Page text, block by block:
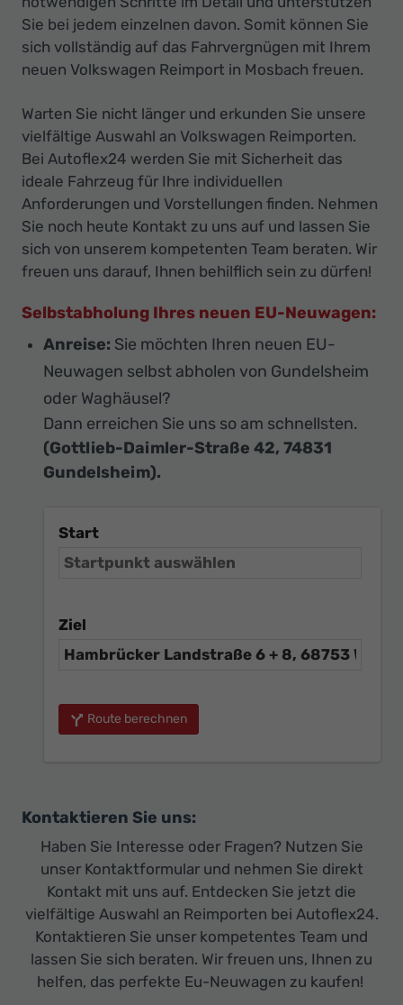
Sie bei jedem einzelnen davon. Somit können Sie
sich vollständig auf das Fahrvergnügen mit Ihrem
neuen Volkswagen Reimport in Mosbach freuen.
Warten Sie nicht länger und erkunden Sie unsere
vielfältige Auswahl an Volkswagen Reimporten.
Bei Autoflex24 werden Sie mit Sicherheit das
ideale Fahrzeug für Ihre individuellen
Anforderungen und Vorstellungen finden. Nehmen
Sie noch heute Kontakt zu uns auf und lassen Sie
sich von unserem kompetenten Team beraten. Wir
freuen uns darauf, Ihnen behilflich sein zu dürfen!
Selbstabholung Ihres neuen EU-Neuwagen:
Anreise: Sie möchten Ihren neuen EU-
Neuwagen selbst abholen von Gundelsheim
oder Waghäusel?
Dann erreichen Sie uns so am schnellsten.
(Gottlieb-Daimler-Straße 42, 74831
Gundelsheim).
Start
Ziel
Route berechnen
Kontaktieren Sie uns:
Haben Sie Interesse oder Fragen? Nutzen Sie
unser Kontaktformular und nehmen Sie direkt
Kontakt mit uns auf. Entdecken Sie jetzt die
vielfältige Auswahl an Reimporten bei Autoflex24.
Kontaktieren Sie unser kompetentes Team und
lassen Sie sich beraten. Wir freuen uns, Ihnen zu
helfen, das perfekte Eu-Neuwagen zu kaufen!